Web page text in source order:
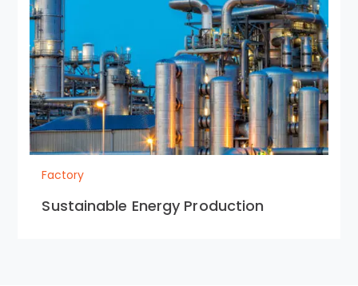
Factory
Sustainable Energy Production